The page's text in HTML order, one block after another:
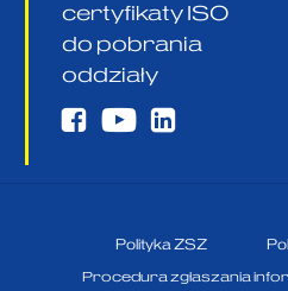
certyfikaty ISO
do pobrania
oddziały
Polityka ZSZ
Procedura zgłaszania